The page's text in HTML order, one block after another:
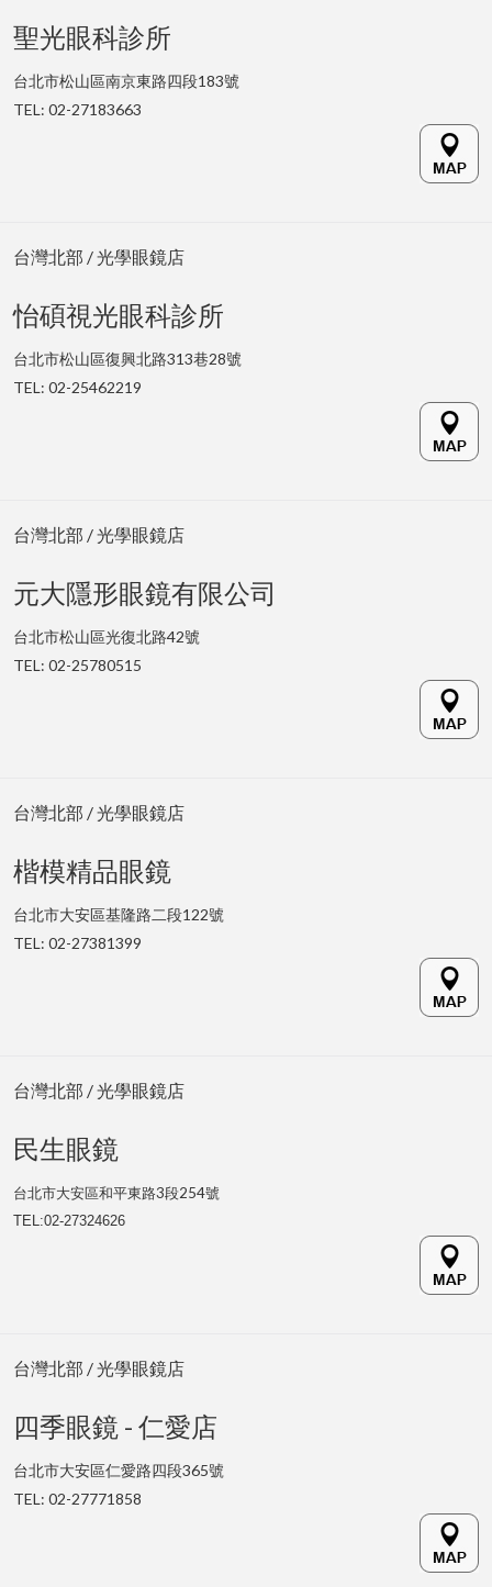
聖光眼科診所
台北市松山區南京東路四段183號
TEL: 02-27183663
台灣北部 / 光學眼鏡店
怡碩視光眼科診所
台北市松山區復興北路313巷28號
TEL: 02-25462219
台灣北部 / 光學眼鏡店
元大隱形眼鏡有限公司
台北市松山區光復北路42號
TEL: 02-25780515
台灣北部 / 光學眼鏡店
楷模精品眼鏡
台北市大安區基隆路二段122號
TEL: 02-27381399
台灣北部 / 光學眼鏡店
民生眼鏡
台北市大安區和平東路3段254號
TEL:02-27324626
台灣北部 / 光學眼鏡店
四季眼鏡 - 仁愛店
台北市大安區仁愛路四段365號
TEL: 02-27771858